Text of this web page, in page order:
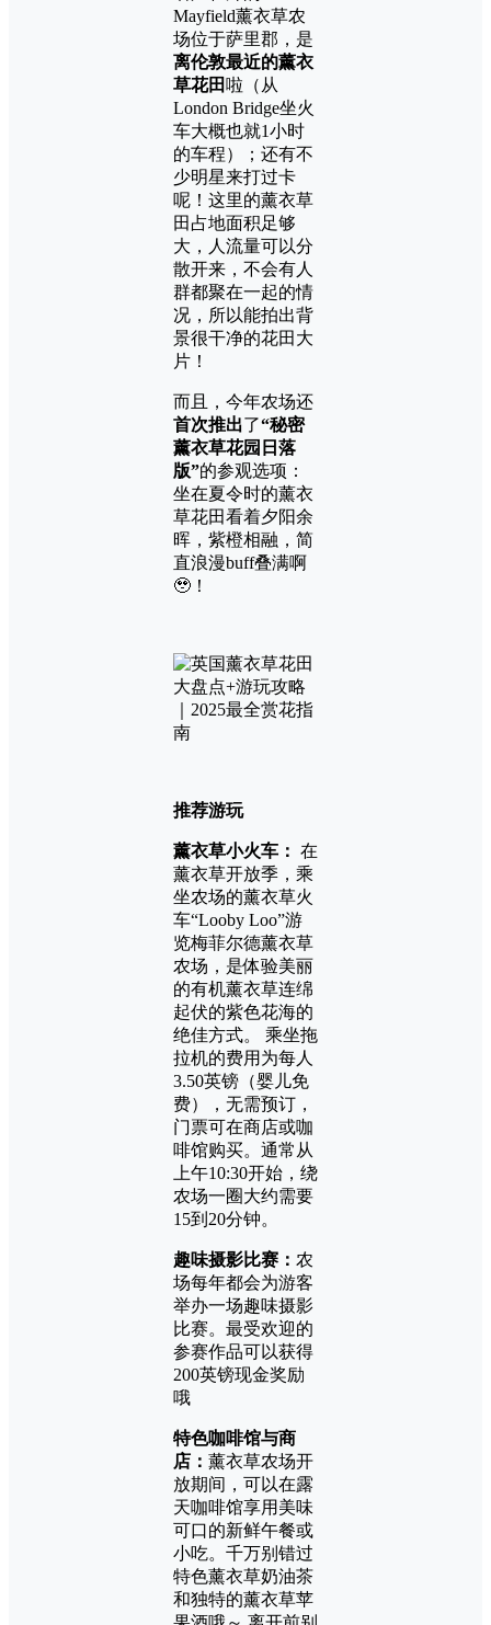
Mayfield薰衣草农
场位于萨里郡，是
离伦敦最近的薰衣
草花田 啦（从
London Bridge坐火
车大概也就1小时
的车程）；还有不
少明星来打过卡
呢！这里的薰衣草
田占地面积足够
大，人流量可以分
散开来，不会有人
群都聚在一起的情
况，所以能拍出背
景很干净的花田大
片！
而且，今年农场还
首次推出了“秘密
薰衣草花园日落
版”的参观选项：
坐在夏令时的薰衣
草花田看着夕阳余
晖，紫橙相融，简
直浪漫buff叠满啊
🥹！
推荐游玩
薰衣草小火车： 在
薰衣草开放季，乘
坐农场的薰衣草火
车“Looby Loo”游
览梅菲尔德薰衣草
农场，是体验美丽
的有机薰衣草连绵
起伏的紫色花海的
绝佳方式。 乘坐拖
拉机的费用为每人
3.50英镑（婴儿免
费），无需预订，
门票可在商店或咖
啡馆购买。通常从
上午10:30开始，绕
农场一圈大约需要
15到20分钟。
趣味摄影比赛： 农
场每年都会为游客
举办一场趣味摄影
比赛。最受欢迎的
参赛作品可以获得
200英镑现金奖励
哦
特色咖啡馆与商
店： 薰衣草农场开
放期间，可以在露
天咖啡馆享用美味
可口的新鲜午餐或
小吃。千万别错过
特色薰衣草奶油茶
和独特的薰衣草苹